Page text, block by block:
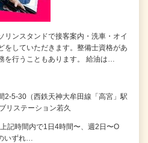
リンスタンドで接客案内・洗車・オイ
をしていただきます。整備士資格があ
を行うこともあります。 給油は…
2-5-30（西鉄天神大牟田線「高宮」駅
リステーション若久
時間内で1日4時間〜、週2日〜O
いずれ…